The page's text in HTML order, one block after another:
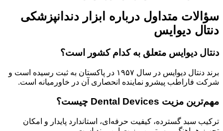
سؤالات متداول درباره ابزار دندانپزشکی
دنتال دیوایس
دنتال دیوایس متعلق به کدام کشور است؟
برند دنتال دیوایس در سال ۱۹۵۷ در پاکستان به ثبت رسیده است و
شرکت فاراطب پیشرو نماینده انحصاری آن در خاورمیانه است.
مهم‌ترین مزیت Dental Devices چیست؟
ترکیب سبد گسترده، کیفیت حرفه‌ای، استاندارد پایدار و امکان